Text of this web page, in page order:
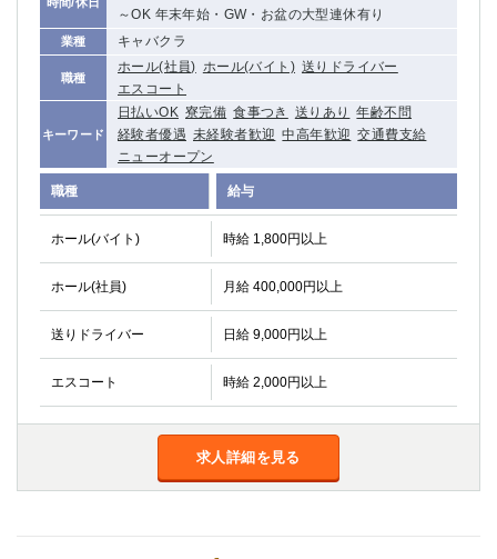
～OK 年末年始・GW・お盆の大型連休有り
業種 キャバクラ
職種
ホール(社員) ホール(バイト) 送りドライバー
エスコート
キーワード
日払いOK 寮完備 食事つき 送りあり
年齢不問
経験者優遇 未経験者歓迎 中高年歓迎 交通費支給
ニューオープン
職種 給与
ホール(バイト) 時給 1,800円以上
ホール(社員) 月給 400,000円以上
送りドライバー 日給 9,000円以上
エスコート 時給 2,000円以上
求人詳細を見る
吉祥寺（南口／公園口） 小作・羽村・福生エリア
自由が丘
四谷
錦糸町南口
下北沢・経堂
成増駅徒歩3分の好立地！①JR埼京線「赤羽駅」から徒歩2分 ②東
三軒茶屋（南口）
①歌舞伎町 ②新宿 ③西部新宿 ③東新宿
①歌舞伎町 ②新宿
①銀座 ②新橋
錦糸町(南口)
蒲田(西口)
清瀬（南口）
①東武練馬 ②成増・板橋 ③大山 ②池袋
池袋東口
金町
大井町
亀戸
水道橋
荻窪
浅草
幡ヶ谷
小岩
湯島
久米川